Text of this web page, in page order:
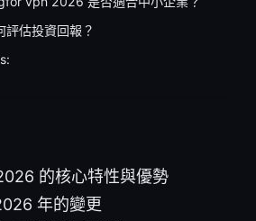
評估投資回報？
的核心特性與優勢
年的變更